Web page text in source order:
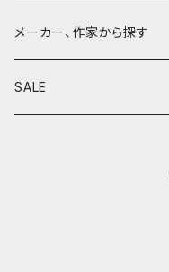
鉛筆
鉛筆補助軸
メーカー、作家から探す
590&Co.
SALE